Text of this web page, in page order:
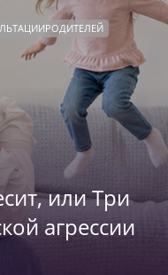
или Три
агрессии